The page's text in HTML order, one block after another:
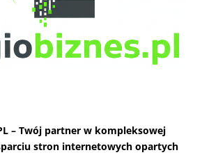
– Twój partner w kompleksowej
stron internetowych opartych